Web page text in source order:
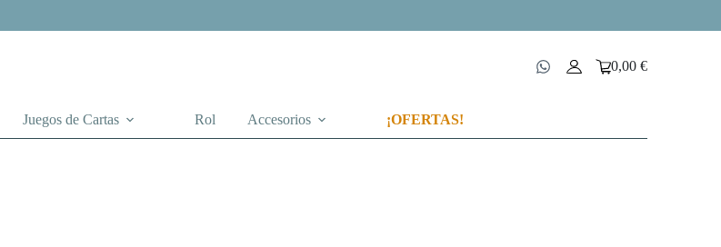
Carro
0,00€
Juegos de Cartas Rol Accesorios ¡OFERTAS!